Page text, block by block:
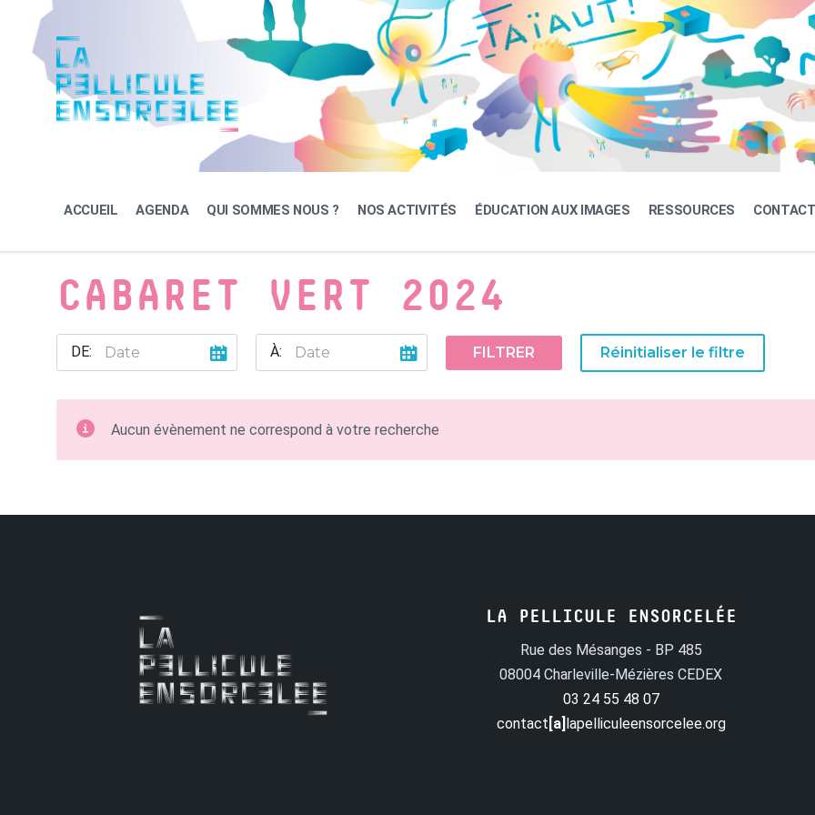
content
navigation
footer
ACCUEIL AGENDA QUI SOMMES NOUS ? NOS ACTIVITÉS ÉDUCATION AUX IMAGES RESSOURCES
CABARET VERT 2024
DE: À: FILTRER Réinitialiser le filtre
Aucun évènement ne correspond à votre recherche
LA PELLICULE ENSORCELÉE
Rue des Mésanges - BP 485
08004 Charleville-Mézières CEDEX
03 24 55 48 07
contact [a] lapelliculeensorcelee.org